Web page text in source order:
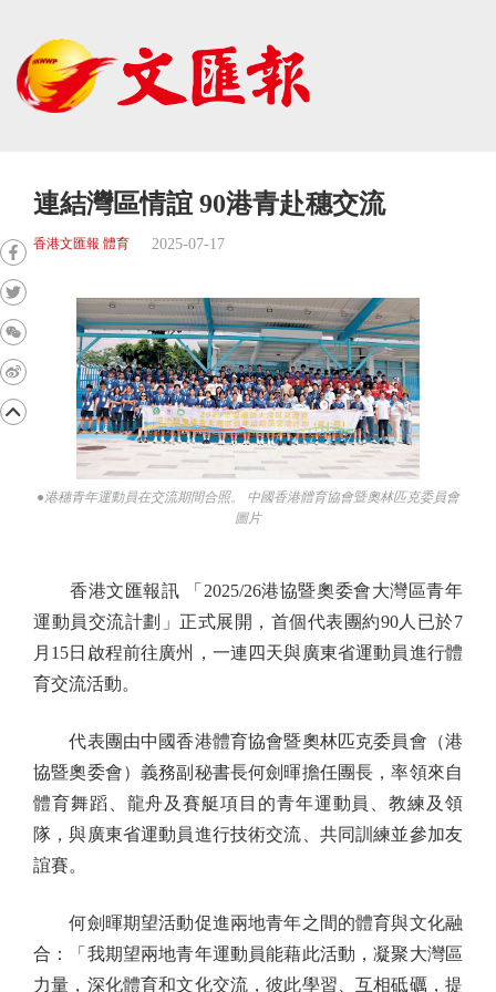
連結灣區情誼 90港青赴穗交流
香港文匯報 體育 2025-07-17
●港穗青年運動員在交流期間合照。 中國香港體育協會暨奧林匹克委員會
圖片
香港文匯報訊 「2025/26港協暨奧委會大灣區青年
運動員交流計劃」正式展開，首個代表團約90人已於7
月15日啟程前往廣州，一連四天與廣東省運動員進行體
育交流活動。
代表團由中國香港體育協會暨奧林匹克委員會（港
協暨奧委會）義務副秘書長何劍暉擔任團長，率領來自
體育舞蹈、龍舟及賽艇項目的青年運動員、教練及領
隊，與廣東省運動員進行技術交流、共同訓練並參加友
誼賽。
何劍暉期望活動促進兩地青年之間的體育與文化融
合：「我期望兩地青年運動員能藉此活動，凝聚大灣區
力量，深化體育和文化交流，彼此學習、互相砥礪，提